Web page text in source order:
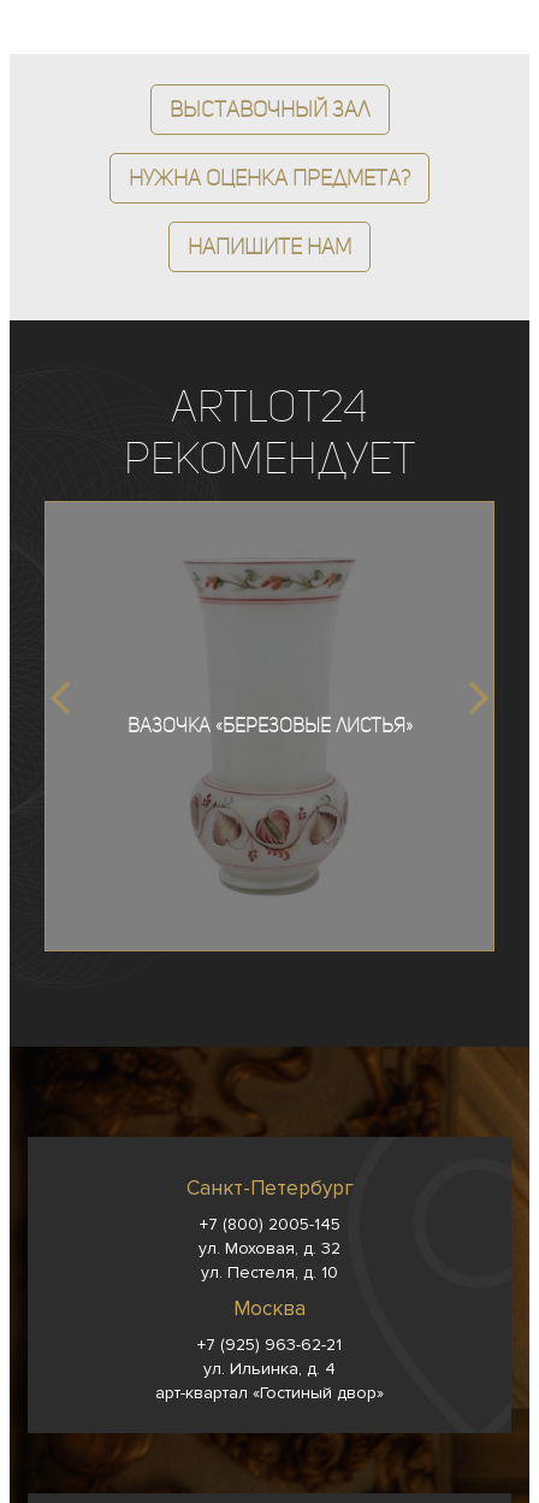
Выставочный зал
Нужна оценка предмета?
Напишите нам
ArtLot24
рекомендует
Вазочка «Березовые листья»
Санкт-Петербург
+7 (800) 2005-145
ул. Моховая, д. 32
ул. Пестеля, д. 10
Москва
+7 (925) 963-62-21
ул. Ильинка, д. 4
арт-квартал «Гостиный двор»